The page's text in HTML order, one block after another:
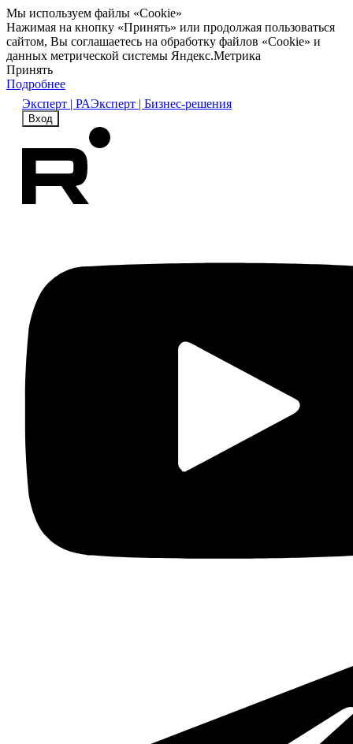
Мы используем файлы «Cookie»
Нажимая на кнопку «Принять» или продолжая пользоваться
сайтом, Вы соглашаетесь на обработку файлов «Cookie» и
данных метрической системы Яндекс.Метрика
Принять
Подробнее
Эксперт | РАЭксперт | Бизнес-решения
Вход